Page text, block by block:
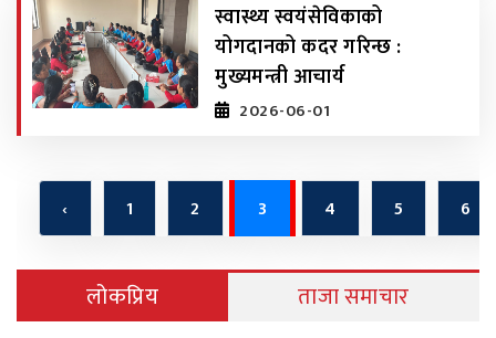
स्वास्थ्य स्वयंसेविकाको
योगदानको कदर गरिन्छ :
मुख्यमन्त्री आचार्य
2026-06-01
‹ 1 2 3 4 5 6
लोकप्रिय ताजा समाचार